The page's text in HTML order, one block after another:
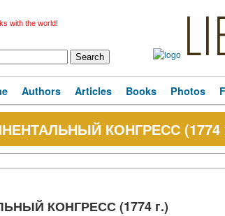
with the world!
Authors Articles Books Photos
КОНГРЕСС (1774
КОНГРЕСС (1774 г.)